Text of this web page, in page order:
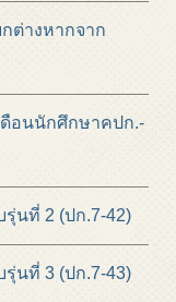
ต่างหากจาก
อนนักศึกษาคปก.-
นที่ 2 (ปก.7-42)
นที่ 3 (ปก.7-43)